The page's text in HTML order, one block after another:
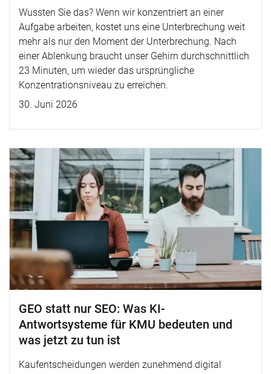
Wussten Sie das? Wenn wir konzentriert an einer
Aufgabe arbeiten, kostet uns eine Unterbrechung weit
mehr als nur den Moment der Unterbrechung. Nach
einer Ablenkung braucht unser Gehirn durchschnittlich
23 Minuten, um wieder das ursprüngliche
Konzentrationsniveau zu erreichen.
30. Juni 2026
GEO statt nur SEO: Was KI-
Antwortsysteme für KMU bedeuten und
was jetzt zu tun ist
Kaufentscheidungen werden zunehmend digital